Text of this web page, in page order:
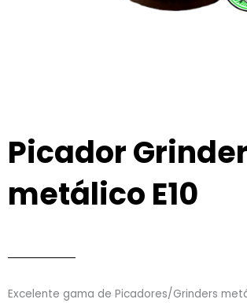
Picador Grinder
metálico E10
Excelente gama de Picadores/Grinders